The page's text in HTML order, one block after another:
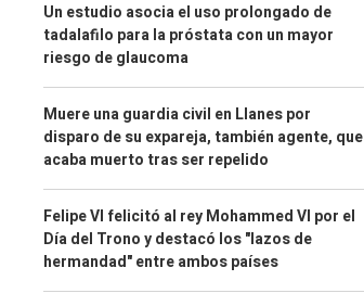
Un estudio asocia el uso prolongado de
tadalafilo para la próstata con un mayor
riesgo de glaucoma
Muere una guardia civil en Llanes por
disparo de su expareja, también agente, que
acaba muerto tras ser repelido
Felipe VI felicitó al rey Mohammed VI por el
Día del Trono y destacó los "lazos de
hermandad" entre ambos países